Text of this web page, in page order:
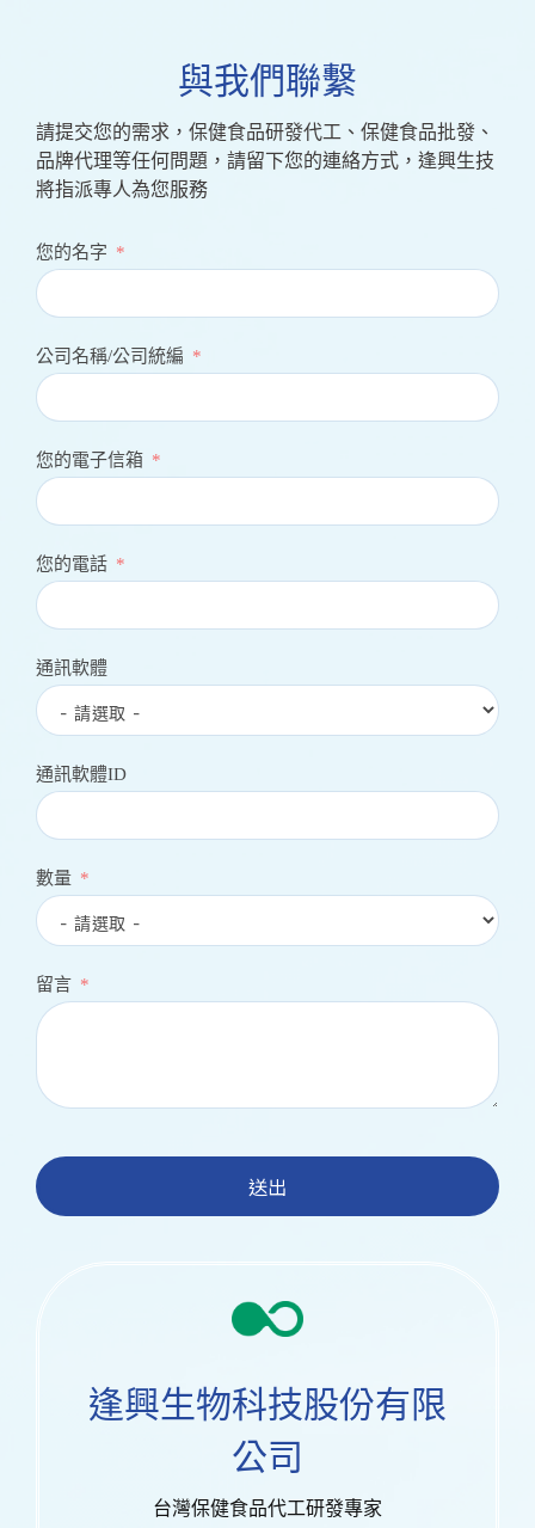
逢興生物科技股份有限
公司
台灣保健食品代工研發專家
與我們聯繫
請提交您的需求，保健食品研發代工、保健食品批發、
品牌代理等任何問題，請留下您的連絡方式，逢興生技
將指派專人為您服務
您的名字
公司名稱/公司統編
您的電子信箱
您的電話
通訊軟體
通訊軟體ID
數量
留言
送出